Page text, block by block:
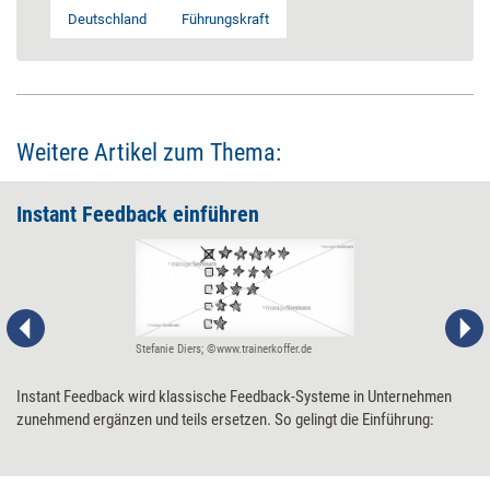
Deutschland Führungskraft
Weitere Artikel zum Thema:
Instant Feedback ­einführen
Stefanie Diers; ©www.trainerkoffer.de
Instant Feedback wird klassische Feedback-Systeme in Unternehmen
zunehmend ergänzen und teils ersetzen. So gelingt die Einführung: